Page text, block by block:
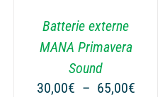
Batterie externe
MANA Primavera
Sound
30,00€ – 65,00€